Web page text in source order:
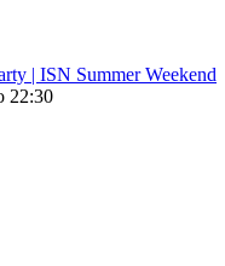
| ISN Summer Weekend
22:30